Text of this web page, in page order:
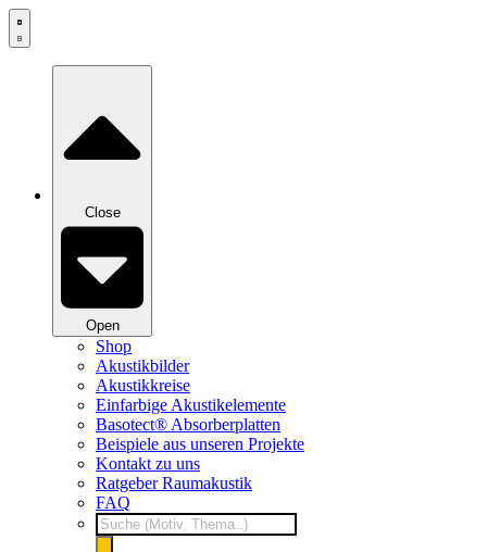
Zum
Inhalt
Close
Open
Shop
Akustikbilder
Akustikkreise
Einfarbige Akustikelemente
Basotect® Absorberplatten
Beispiele aus unseren Projekte
Kontakt zu uns
Ratgeber Raumakustik
FAQ
Products
search